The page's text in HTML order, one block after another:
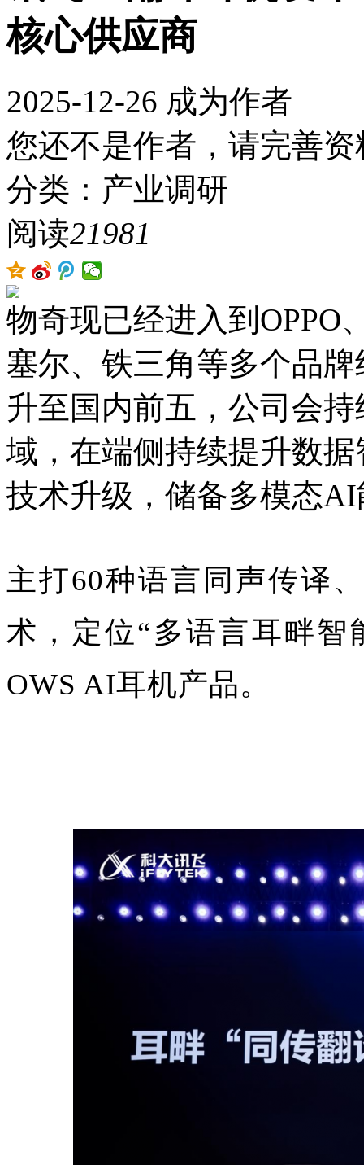
核心供应商
2025-12-26 成为作者
您还不是作者，请完善资
分类：产业调研
阅读21981
物奇现已经进入到OPPO
塞尔、铁三角等多个品
升至国内前五，公司会
域，在端侧持续提升数
技术升级，储备多模态
主打60种语言同声传译
术，定位“多语言耳畔智
OWS AI耳机产品。